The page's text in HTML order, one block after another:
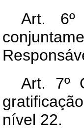
Art. 6º
Art. 7º
nível 22.